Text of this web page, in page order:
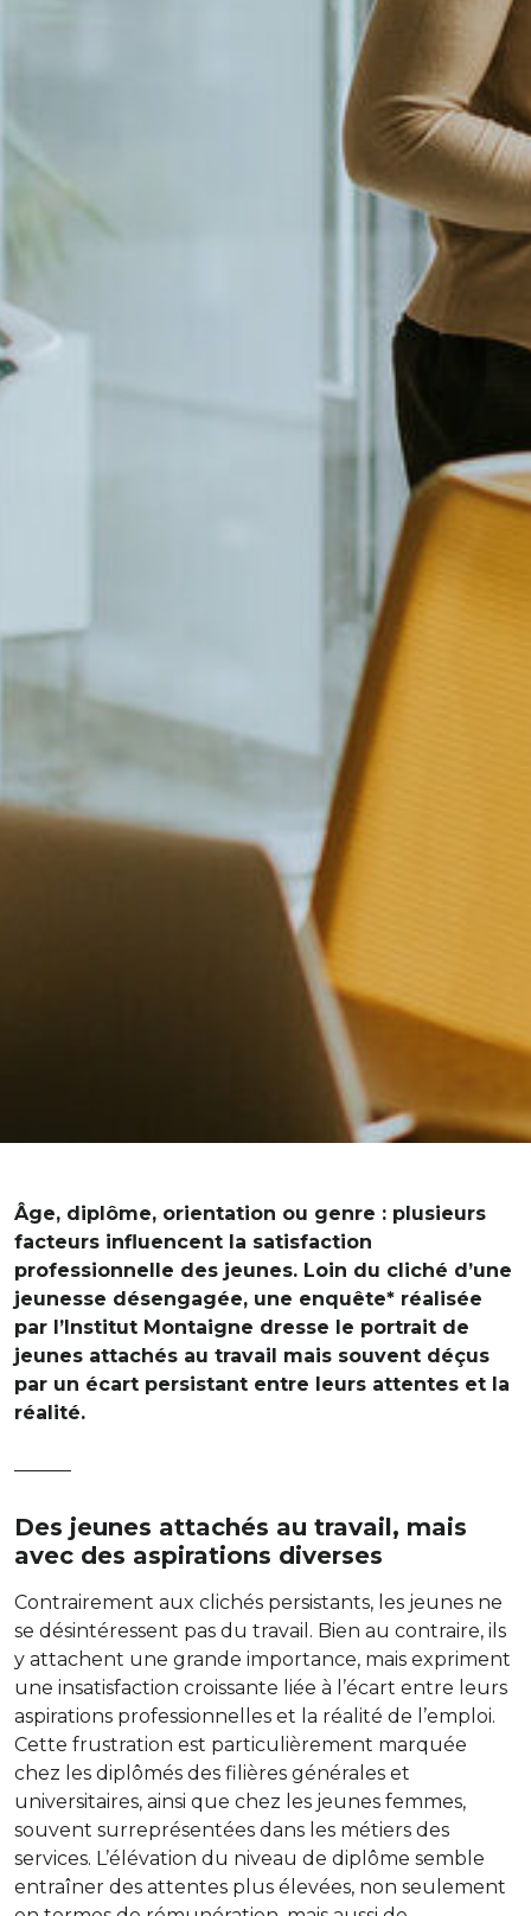
Âge, diplôme, orientation ou genre : plusieurs
facteurs influencent la satisfaction
professionnelle des jeunes. Loin du cliché d’une
jeunesse désengagée, une enquête* réalisée
par l’Institut Montaigne dresse le portrait de
jeunes attachés au travail mais souvent déçus
par un écart persistant entre leurs attentes et la
réalité.
———
Des jeunes attachés au travail, mais
avec des aspirations diverses
Contrairement aux clichés persistants, les jeunes ne
se désintéressent pas du travail. Bien au contraire, ils
y attachent une grande importance, mais expriment
une insatisfaction croissante liée à l’écart entre leurs
aspirations professionnelles et la réalité de l’emploi.
Cette frustration est particulièrement marquée
chez les diplômés des filières générales et
universitaires, ainsi que chez les jeunes femmes,
souvent surreprésentées dans les métiers des
services. L’élévation du niveau de diplôme semble
entraîner des attentes plus élevées, non seulement